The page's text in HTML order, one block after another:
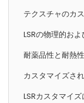
テクスチャのカ
LSRの物理的お
耐薬品性と耐熱
カスタマイズさ
LSRカスタマイ